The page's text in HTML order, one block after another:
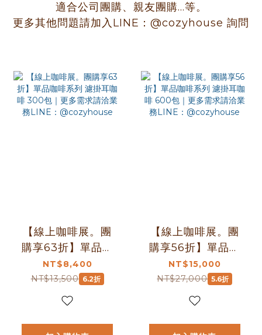
適合公司團購、親友團購...等。
更多其他問題請加入LINE：@cozyhouse 詢問
【線上咖啡展。團
購享63折】單品咖
啡系列 濾掛耳咖啡
300包｜更多需求
請洽業務LINE：
NT$8,400
NT$13,500 6.2折
【線上咖啡展。團
購享56折】單品咖
啡系列 濾掛耳咖啡
600包｜更多需求
請洽業務LINE：
NT$15,000
NT$27,000 5.6折